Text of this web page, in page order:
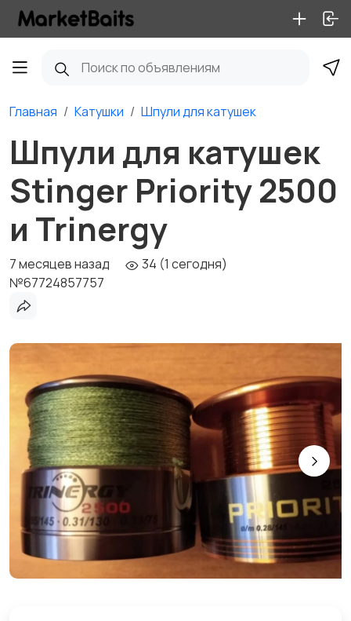
Главная Катушки Шпули для катушек
Шпули для катушек
Stinger Priority 2500
и Trinergy
7 месяцев назад
34 (1 сегодня)
№67724857757